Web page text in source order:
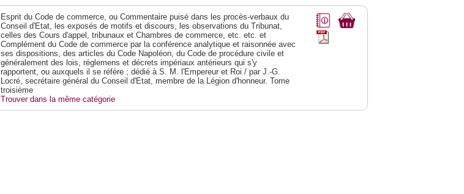
Esprit du Code de commerce, ou Commentaire puisé dans les procès-verbaux du
Conseil d'Etat, les exposés de motifs et discours, les observations du Tribunat,
celles des Cours d'appel, tribunaux et Chambres de commerce, etc. etc. et
Complément du Code de commerce par la conférence analytique et raisonnée avec
ses dispositions, des articles du Code Napoléon, du Code de procédure civile et
généralement des lois, réglemens et décrets impériaux antérieurs qui s'y
rapportent, ou auxquels il se réfère ; dédié à S. M. l'Empereur et Roi / par J.-G.
Locré, secrétaire général du Conseil d'Etat, membre de la Légion d'honneur. Tome
troisième
Trouver dans la même catégorie